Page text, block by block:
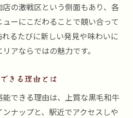
語る黒毛和牛上カルビの魅力
を楽しむ焼肉のコツ
ビを美味しく焼くコツ
教える上カルビ焼き加減
ルビの旨味を引き出す焼き方
ルビを最高に楽しむ食べ方
の激戦区という側面もあり、各
ーにこだわることで競い合って
るたびに新しい発見や味わいに
アならではの魅力です。
きる理由とは
できる理由は、上質な黒毛和牛
ナップと、駅近でアクセスしや